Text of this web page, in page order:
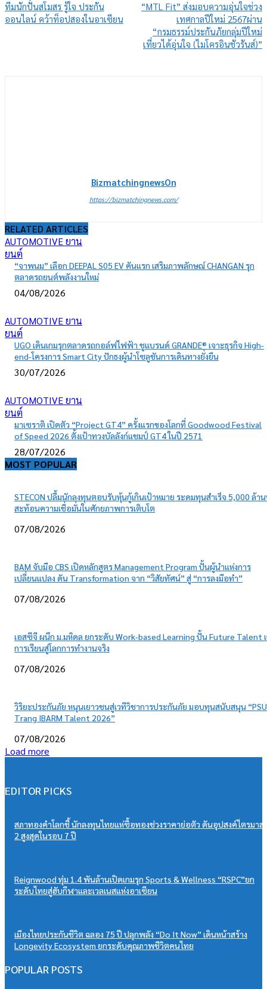
ทีมนักปั่นสโมสร รู้ใจ ประกัน
ออนไลน์ คว้าท็อปสองในอาเซียน
“MTL Fit” ส่งมอบความอุ่นใจช่วง
เทศกาลปีใหม่ 2567ผ่าน
“กรมธรรม์ประกันภัยกลุ่มปีใหม่
เที่ยวได้อุ่นใจ (ไมโครอินชัวรันส์)”
BizmatchingnewsOn
https://bizmatchingnews.com/
RELATED ARTICLES
AUTOMOTIVE ยาน
ยนต์
“จาพนม” เลือก DEEPAL S05 EV คันแรก เสริมภาพลักษณ์ CHANGAN รุก
ตลาดรถยนต์พลังงานใหม่
04/08/2026
AUTOMOTIVE ยาน
ยนต์
UGO เดินเกมรุกตลาดรถกอล์ฟไฟฟ้า ชูแบรนด์ GRANDE® เจาะธุรกิจ High-
end-โครงการ Smart City ปักธงผู้นำโซลูชันการเดินทางยั่งยืน
30/07/2026
AUTOMOTIVE ยาน
ยนต์
มาเซราติ เปิดตัว “Project GT4” ครั้งแรกของโลกที่ Goodwood Festival
of Speed 2026 ตั้งเป้าทวงบัลลังก์แชมป์ GT4 ในปี 2571
28/07/2026
MOST POPULAR
STECON ปลื้มนักลงทุนตอบรับหุ้นกู้เกินเป้าหมาย ระดมทุนสำเร็จ 5,000 ล้า
สะท้อนความเชื่อมั่นในศักยภาพการเติบโต
07/08/2026
BAM จับมือ CBS เปิดหลักสูตร Management Program ปั้นผู้นำแห่งการ
เปลี่ยนแปลง ดัน Transformation จาก “วิสัยทัศน์” สู่ “การลงมือทำ”
07/08/2026
เอสซีจี ผนึก ม.มหิดล ยกระดับ Work-based Learning ปั้น Future Talent
การเรียนสู่โลกการทำงานจริง
07/08/2026
วิริยะประกันภัย หนุนเยาวชนสู่เวทีวิชาการประกันภัย มอบทุนสนับสนุน “PSU
Trang IBARM Talent 2026”
07/08/2026
Load more
EDITOR PICKS
สภาทองคำโลกชี้ นักลงทุนไทยแห่ซื้อทองช่วงราคาย่อตัว ดันอุปสงค์ไตรมาส
2 สูงสุดในรอบ 7 ปี
Reignwood ทุ่ม 1.4 พันล้านเปิดเกมรุก Sports & Wellness “RSPC”ยก
ระดับไทยสู่ฮับกีฬาและเวลเนสแห่งอาเซียน
เมืองไทยประกันชีวิต ฉลอง 75 ปี ปลุกพลัง “Do It Now” เดินหน้าสร้าง
Longevity Ecosystem ยกระดับคุณภาพชีวิตคนไทย
POPULAR POSTS